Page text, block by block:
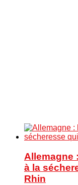
Allemagne
à la
Rhin